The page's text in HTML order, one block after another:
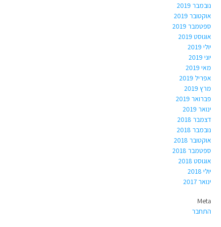
נובמבר 2019
אוקטובר 2019
ספטמבר 2019
אוגוסט 2019
יולי 2019
יוני 2019
מאי 2019
אפריל 2019
מרץ 2019
פברואר 2019
ינואר 2019
דצמבר 2018
נובמבר 2018
אוקטובר 2018
ספטמבר 2018
אוגוסט 2018
יולי 2018
ינואר 2017
Meta
התחבר